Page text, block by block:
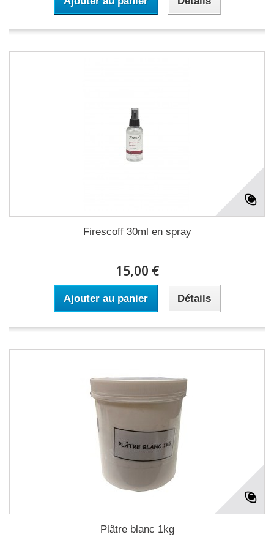
Firescoff 30ml en spray
15,00 €
Ajouter au panier Détails
Plâtre blanc 1kg